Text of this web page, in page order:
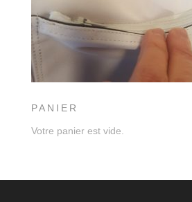
PANIER
Votre panier est vide.